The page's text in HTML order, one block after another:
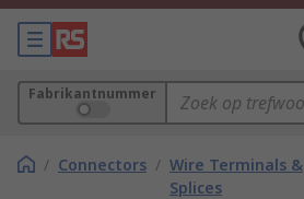
Fabrikantnummer
/ Connectors / Wire Terminals &
Splices